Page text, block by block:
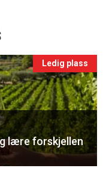
Ledig plass
lære forskjellen